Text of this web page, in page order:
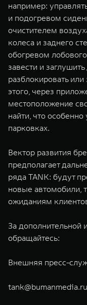
например:
и подогревом
очистителем
колеса и заднего
обогревом
завести и
разблокировать
этого, через
местоположение
найти, что
парковках.
Вектор развития
предполагает
ряда TANK: будут
новые автомобили,
ожиданиям
За дополнительной
обращайтесь:
Внешняя пресс-
tank@bumanmedia.ru